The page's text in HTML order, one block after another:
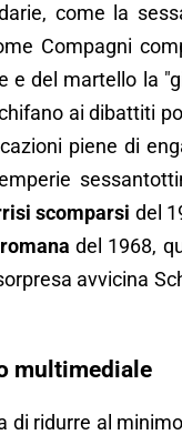
come la
Compagni
e del martello la
ai dibattiti
piene di
scomparsi del
del 1968,
avvicina
multimediale
di ridurre al